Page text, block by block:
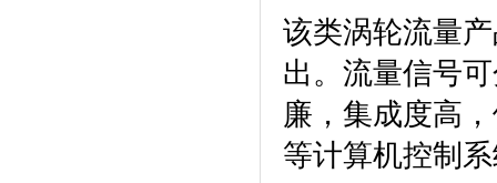
该类涡轮流量
出。流量信号
廉，集成度高
等计算机控制